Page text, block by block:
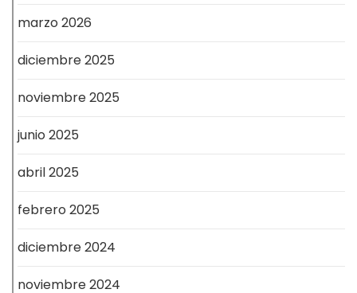
marzo 2026
diciembre 2025
noviembre 2025
junio 2025
abril 2025
febrero 2025
diciembre 2024
noviembre 2024